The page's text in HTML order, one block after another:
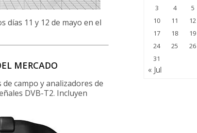
días 11 y 12 de mayo en el
MERCADO
campo y analizadores de
DVB-T2. Incluyen
3
4 5
10
11 12
17
18 19
24
25 26
31
« Jul